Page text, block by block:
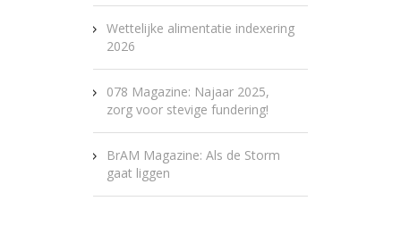
Wettelijke alimentatie indexering
2026
078 Magazine: Najaar 2025,
zorg voor stevige fundering!
BrAM Magazine: Als de Storm
gaat liggen